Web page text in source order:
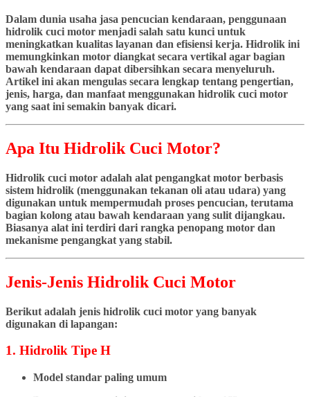
Dalam dunia usaha jasa pencucian kendaraan, penggunaan
hidrolik cuci motor menjadi salah satu kunci untuk
meningkatkan kualitas layanan dan efisiensi kerja. Hidrolik ini
memungkinkan motor diangkat secara vertikal agar bagian
bawah kendaraan dapat dibersihkan secara menyeluruh.
Artikel ini akan mengulas secara lengkap tentang pengertian,
jenis, harga, dan manfaat menggunakan hidrolik cuci motor
yang saat ini semakin banyak dicari.
Apa Itu Hidrolik Cuci Motor?
Hidrolik cuci motor adalah alat pengangkat motor berbasis
sistem hidrolik (menggunakan tekanan oli atau udara) yang
digunakan untuk mempermudah proses pencucian, terutama
bagian kolong atau bawah kendaraan yang sulit dijangkau.
Biasanya alat ini terdiri dari rangka penopang motor dan
mekanisme pengangkat yang stabil.
Jenis-Jenis Hidrolik Cuci Motor
Berikut adalah jenis hidrolik cuci motor yang banyak
digunakan di lapangan:
1. Hidrolik Tipe H
Model standar paling umum